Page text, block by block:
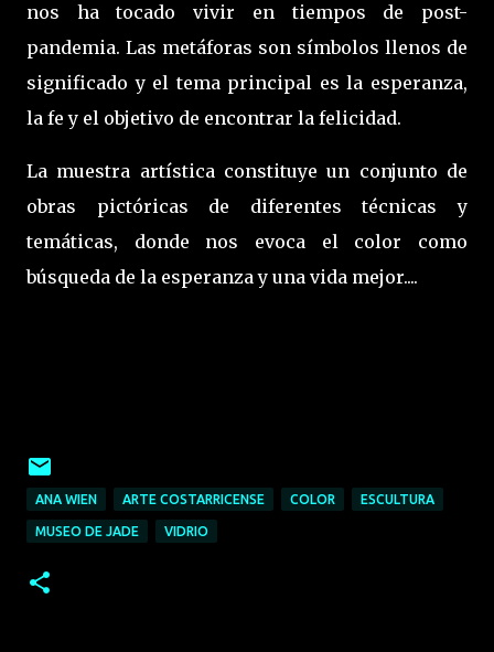
nos ha tocado vivir en tiempos de post-
pandemia. Las metáforas son símbolos llenos de
significado y el tema principal es la esperanza,
la fe y el objetivo de encontrar la felicidad.
La muestra artística constituye un conjunto de
obras pictóricas de diferentes técnicas y
temáticas, donde nos evoca el color como
búsqueda de la esperanza y una vida mejor....
ANA WIEN ARTE COSTARRICENSE COLOR ESCULTURA
MUSEO DE JADE VIDRIO